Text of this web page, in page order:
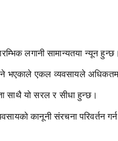
लगानी सामान्यतया न्यून हुन्छ।
भएकाले एकल व्यवसायले अधिकतम
साथै यो सरल र सीधा हुन्छ।
कानूनी संरचना परिवर्तन